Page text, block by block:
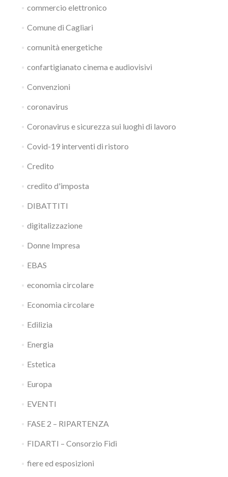
commercio elettronico
Comune di Cagliari
comunità energetiche
confartigianato cinema e audiovisivi
Convenzioni
coronavirus
Coronavirus e sicurezza sui luoghi di lavoro
Covid-19 interventi di ristoro
Credito
credito d'imposta
DIBATTITI
digitalizzazione
Donne Impresa
EBAS
economia circolare
Economia circolare
Edilizia
Energia
Estetica
Europa
EVENTI
FASE 2 – RIPARTENZA
FIDARTI – Consorzio Fidi
fiere ed esposizioni